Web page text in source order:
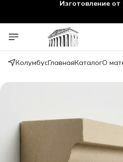
КолумбусГлавнаяКаталогО